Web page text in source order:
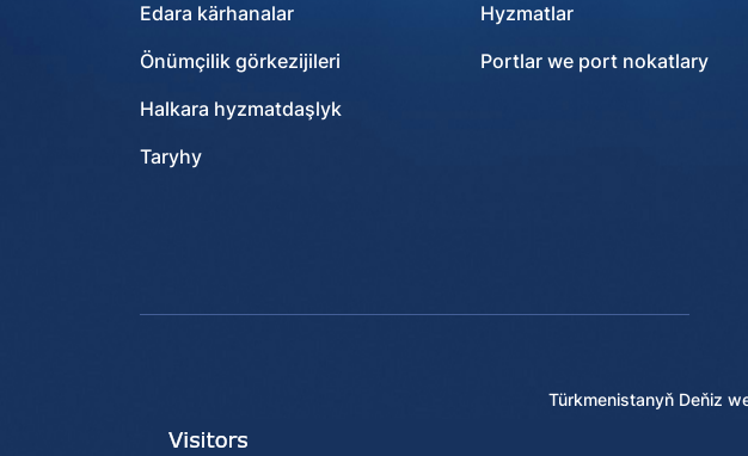
Edara kärhanalar
Önümçilik görkezijileri
Halkara hyzmatdaşlyk
Taryhy
Hyzmatlar
Portlar we port nokatlary
Türkmenistanyň Deňiz